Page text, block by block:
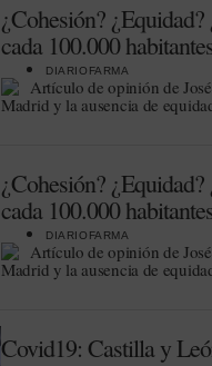
¿Cohesión?
cada 100.000
DIARIOFARMA
Artículo de opinión de
Madrid y la ausencia de
¿Cohesión?
cada 100.000
DIARIOFARMA
Artículo de opinión de
Madrid y la ausencia de
Covid19: Castilla y